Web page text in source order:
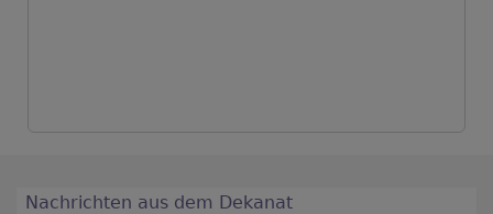
Nachrichten aus dem Dekanat